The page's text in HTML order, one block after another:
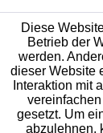
Diese
Betrieb der
werden.
dieser Website
Interaktion mit
gesetzt. Um
abzulehnen,